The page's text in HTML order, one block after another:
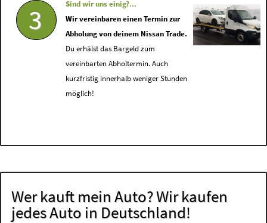
3
Sind wir uns einig?...
Wir vereinbaren einen Termin zur
Abholung von deinem Nissan Trade.
Du erhälst das Bargeld zum
vereinbarten Abholtermin. Auch
kurzfristig innerhalb weniger Stunden
möglich!
Wer kauft mein Auto? Wir kaufen
jedes Auto in Deutschland!